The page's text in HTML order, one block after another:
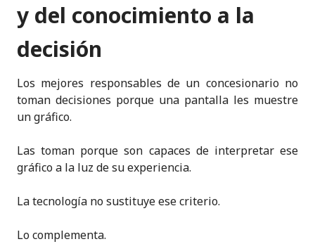
y del conocimiento a la
decisión
Los mejores responsables de un concesionario no
toman decisiones porque una pantalla les muestre
un gráfico.
Las toman porque son capaces de interpretar ese
gráfico a la luz de su experiencia.
La tecnología no sustituye ese criterio.
Lo complementa.